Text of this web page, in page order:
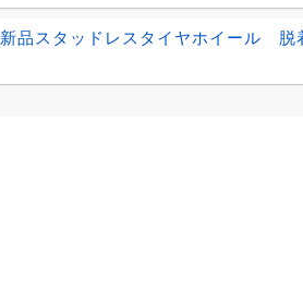
新品スタッドレスタイヤホイール